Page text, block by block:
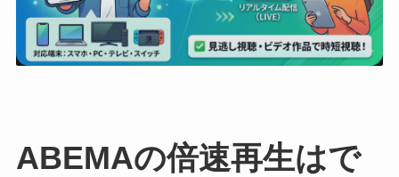
ABEMAの倍速再生はで